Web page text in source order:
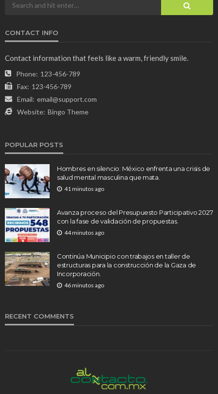
CONTACT INFO
Contact information that feels like a warm, friendly smile.
Phone: 123-456-789
Fax: 123-456-789
Email: email@support.com
Website: Bingo Theme
POPULAR POSTS
Hombres en silencio: México enfrenta una crisis de
salud mental masculina que mata.
41 minutos ago
Avanza proceso del Presupuesto Participativo 2027
con la fase de validación de propuestas.
44 minutos ago
Continúa Municipio con trabajos en taller de
estructuras para la construcción de la Gaza de
Incorporación.
46 minutos ago
RECENT COMMENTS